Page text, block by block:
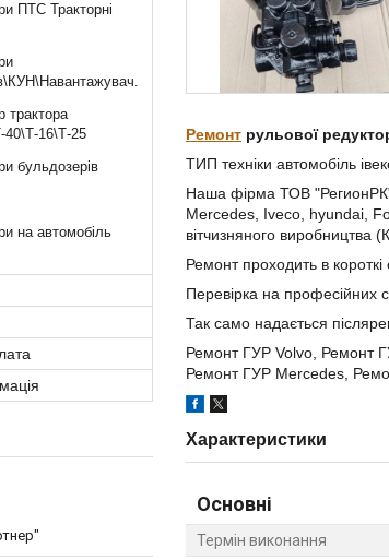
Ремонт рульової
ТИП техніки автомобіль
Наша фірма ТОВ "РегионРК"
Mercedes, Iveco, hyundai,
вітчизняного виробництва
Ремонт проходить в
Перевірка на професійних
Так само надається
Ремонт ГУР Volvo, Ремонт
Ремонт ГУР Mercedes,
Характеристики
Основні
Термін виконання
ПТС Тракторні
трактора
16\Т-25
бульдозерів
на автомобіль